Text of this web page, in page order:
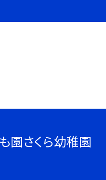
園さくら幼稚園